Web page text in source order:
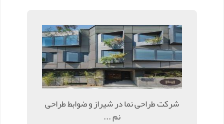
شرکت طراحی نما در شیراز و ضوابط طراحی
نم ...